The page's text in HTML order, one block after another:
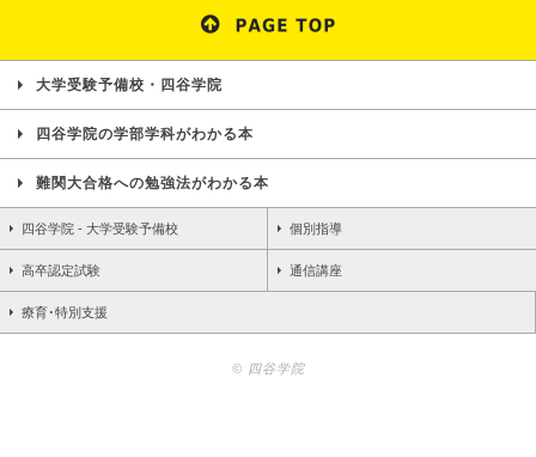
大学受験予備校・四谷学院
四谷学院の学部学科がわかる本
難関大合格への勉強法がわかる本
四谷学院 - 大学受験予備校 個別指導
高卒認定試験 通信講座
療育･特別支援
© 四谷学院